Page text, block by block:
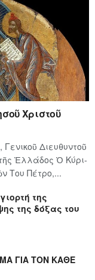
Χριστοῦ
Διευθυντοῦ
τῆς Ἑλλάδος Ὁ Κύ­ρι­
Του Πέ­τρο,...
της
της δόξας του
ΓΙΑ ΤΟΝ ΚΑΘΕ